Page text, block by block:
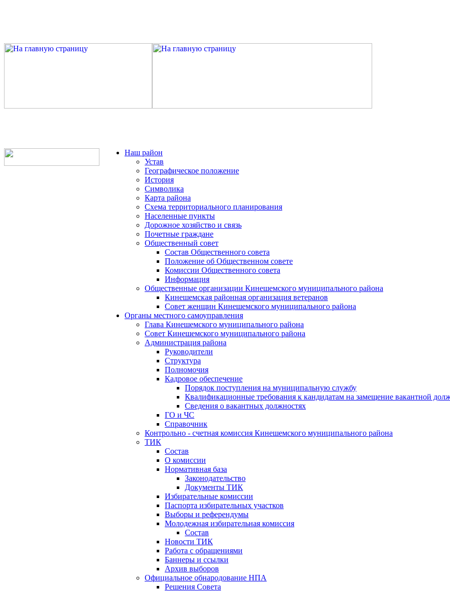
Наш район
Устав
Географическое положение
История
Символика
Карта района
Схема территориального планирования
Населенные пункты
Дорожное хозяйство и связь
Почетные граждане
Общественный совет
Состав Общественного совета
Положение об Общественном совете
Комиссии Общественного совета
Информация
Общественные организации Кинешемского муниципального района
Кинешемская районная организация ветеранов
Совет женщин Кинешемского муниципального района
Органы местного самоуправления
Глава Кинешемского муниципального района
Совет Кинешемского муниципального района
Администрация района
Руководители
Структура
Полномочия
Кадровое обеспечение
Порядок поступления на муниципальную службу
Квалификационные требования к кандидатам на замещение вакантной
Сведения о вакантных должностях
ГО и ЧС
Справочник
Контрольно - счетная комиссия Кинешемского муниципального района
ТИК
Состав
О комиссии
Нормативная база
Законодательство
Документы ТИК
Избирательные комиссии
Паспорта избирательных участков
Выборы и референдумы
Молодежная избирательная комиссия
Состав
Новости ТИК
Работа с обращениями
Баннеры и ссылки
Архив выборов
Официальное обнародование НПА
Решения Совета